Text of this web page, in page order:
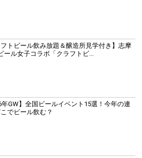
フトビール飲み放題＆醸造所見学付き】志摩
ール女子コラボ「クラフトビ...
年GW】全国ビールイベント15選！今年の連
でビール飲む？